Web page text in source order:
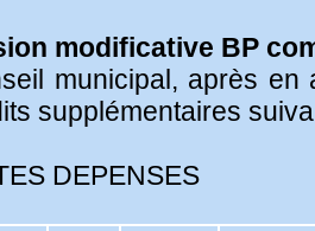
modificative BP
municipal, après
supplémentaires
DEPENSES